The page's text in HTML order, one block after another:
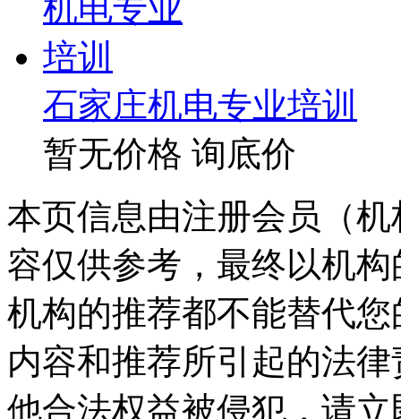
石家庄机电专业培训
暂无价格 询底价
本页信息由注册会员（
容仅供参考，最终以机
机构的推荐都不能替代
内容和推荐所引起的法
他合法权益被侵犯，请